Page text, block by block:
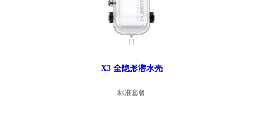
X3 全隐形潜水壳
标准套餐